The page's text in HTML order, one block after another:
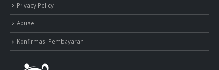
Privacy Policy
Abuse
Konfirmasi Pembayaran